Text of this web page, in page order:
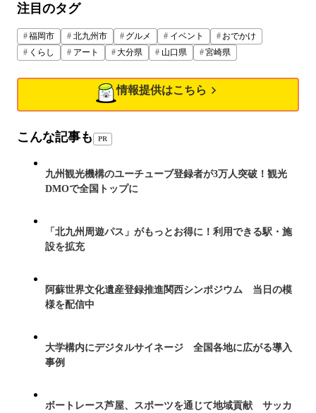
注目のタグ
福岡市 北九州市 グルメ イベント
おでかけ
くらし
アート 大分県 山口県 宮崎県
情報提供はこちら
こんな記事も PR
九州観光機構のユーチューブ登録者が3万人突破！観光
DMOで全国トップに
「北九州周遊パス」がもっとお得に！利用できる駅・施
設を拡充
阿蘇世界文化遺産登録推進関西シンポジウム 当日の模
様を配信中
大学構内にデジタルサイネージ 全国各地に広がる導入
事例
ボートレース芦屋、スポーツを通じて地域貢献 サッカ